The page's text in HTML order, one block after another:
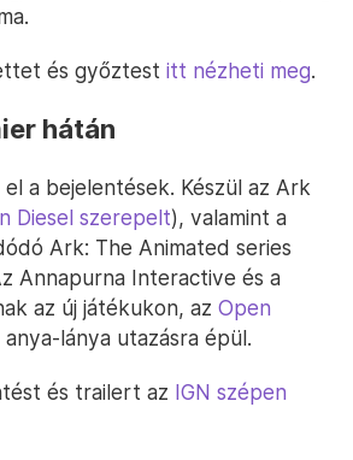
és győztest itt nézheti meg.
hátán
a bejelentések. Készül az Ark
Diesel szerepelt), valamint a
Ark: The Animated series
Annapurna Interactive és a
az új játékukon, az Open
anya-lánya utazásra épül.
és trailert az IGN szépen